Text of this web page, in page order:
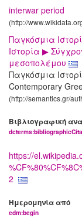
interwar period
(http://
Παγκόσμια
Ιστορία ▶
μεσοπολέμου
Παγκόσμια
Contemporary
(http://semantics.gr/
Βιβλιογραφική
https://
2
Ημερομηνία από
edm:begin